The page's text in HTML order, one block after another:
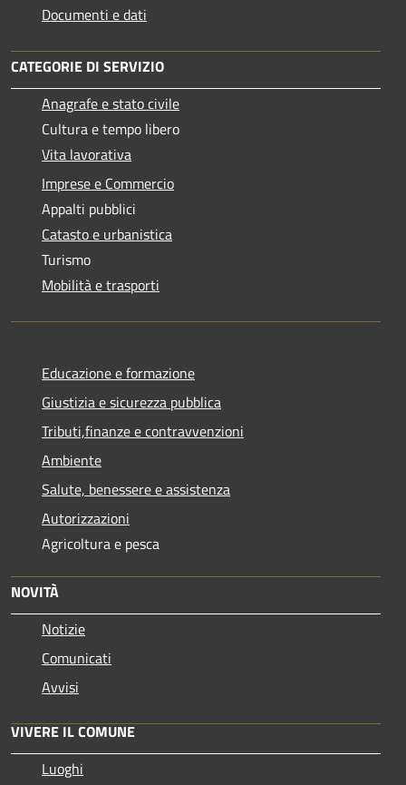
Documenti e dati
CATEGORIE DI SERVIZIO
Anagrafe e stato civile
Cultura e tempo libero
Vita lavorativa
Imprese e Commercio
Appalti pubblici
Catasto e urbanistica
Turismo
Mobilità e trasporti
Educazione e formazione
Giustizia e sicurezza pubblica
Tributi,finanze e contravvenzioni
Ambiente
Salute, benessere e assistenza
Autorizzazioni
Agricoltura e pesca
NOVITÀ
Notizie
Comunicati
Avvisi
VIVERE IL COMUNE
Luoghi